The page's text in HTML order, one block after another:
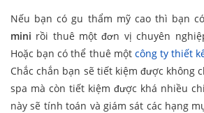
Nếu bạn có gu thẩm mỹ cao thì bạn
mini rồi thuê một đơn vị chuyên
Hoặc bạn có thể thuê một công ty thiết
Chắc chắn bạn sẽ tiết kiệm được không
spa mà còn tiết kiệm được khá nhiều
này sẽ tính toán và giám sát các hạng